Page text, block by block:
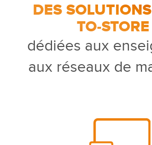
DES
TO-STORE
dédiées aux
aux réseaux de